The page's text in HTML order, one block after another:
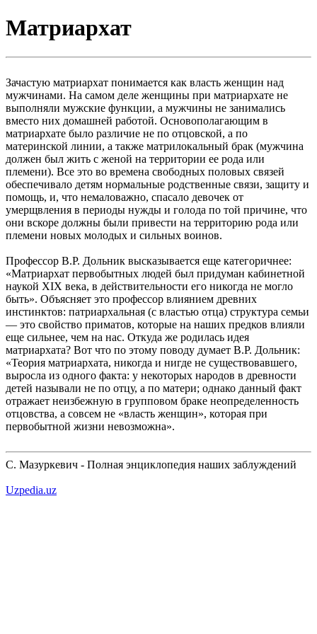
Матриархат
Зачастую матриархат понимается как власть женщин над
мужчинами. На самом деле женщины при матриархате не
выполняли мужские функции, а мужчины не занимались
вместо них домашней работой. Основополагающим в
матриархате было различие не по отцовской, а по
материнской линии, а также матрилокальный брак (мужчина
должен был жить с женой на территории ее рода или
племени). Все это во времена свободных половых связей
обеспечивало детям нормальные родственные связи, защиту и
помощь, и, что немаловажно, спасало девочек от
умерщвления в периоды нужды и голода по той причине, что
они вскоре должны были привести на территорию рода или
племени новых молодых и сильных воинов.
Профессор В.Р. Дольник высказывается еще категоричнее:
«Матриархат первобытных людей был придуман кабинетной
наукой XIX века, в действительности его никогда не могло
быть». Объясняет это профессор влиянием древних
инстинктов: патриархальная (с властью отца) структура семьи
— это свойство приматов, которые на наших предков влияли
еще сильнее, чем на нас. Откуда же родилась идея
матриархата? Вот что по этому поводу думает В.Р. Дольник:
«Теория матриархата, никогда и нигде не существовавшего,
выросла из одного факта: у некоторых народов в древности
детей называли не по отцу, а по матери; однако данный факт
отражает неизбежную в групповом браке неопределенность
отцовства, а совсем не «власть женщин», которая при
первобытной жизни невозможна».
С. Мазуркевич - Полная энциклопедия наших заблуждений
Uzpedia.uz